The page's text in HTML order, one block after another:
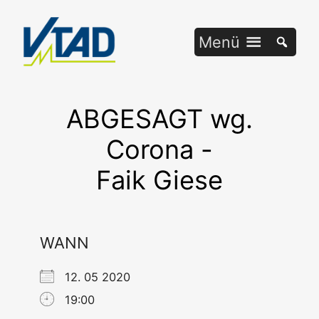
springen
Menü
ABGESAGT wg.
Corona -
Faik Giese
WANN
12. 05 2020
19:00